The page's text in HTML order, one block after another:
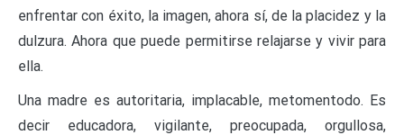
enfrentar con éxito, la imagen, ahora sí, de la placidez y la
dulzura. Ahora que puede permitirse relajarse y vivir para
ella.
Una madre es autoritaria, implacable, metomentodo. Es
decir educadora, vigilante, preocupada, orgullosa,